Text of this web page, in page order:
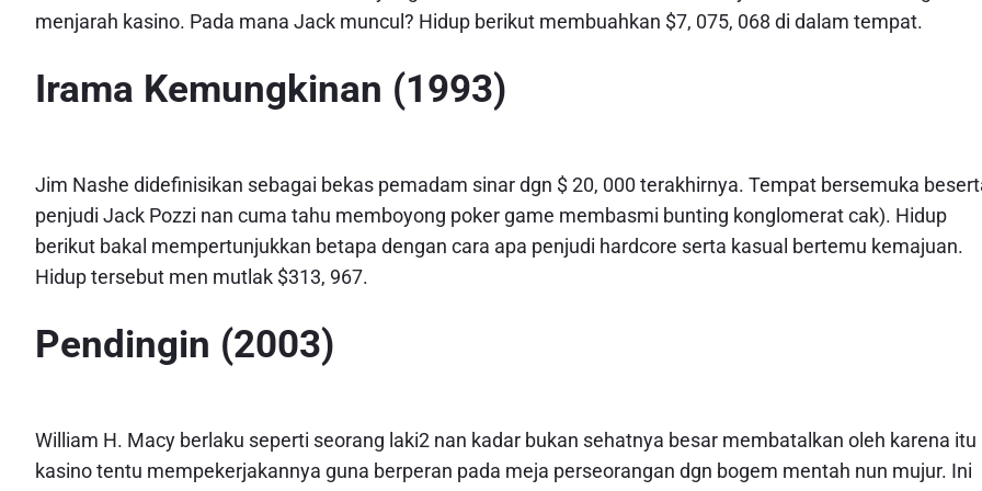
menjarah kasino. Pada mana Jack muncul? Hidup berikut membuahkan $7, 075, 068 di dalam tempat.
Irama Kemungkinan (1993)
Jim Nashe didefinisikan sebagai bekas pemadam sinar dgn $ 20, 000 terakhirnya. Tempat bersemuka
penjudi Jack Pozzi nan cuma tahu memboyong poker game membasmi bunting konglomerat cak). Hidup
berikut bakal mempertunjukkan betapa dengan cara apa penjudi hardcore serta kasual bertemu kemajuan.
Hidup tersebut men mutlak $313, 967.
Pendingin (2003)
William H. Macy berlaku seperti seorang laki2 nan kadar bukan sehatnya besar membatalkan oleh karena itu
kasino tentu mempekerjakannya guna berperan pada meja perseorangan dgn bogem mentah nun mujur. Ini